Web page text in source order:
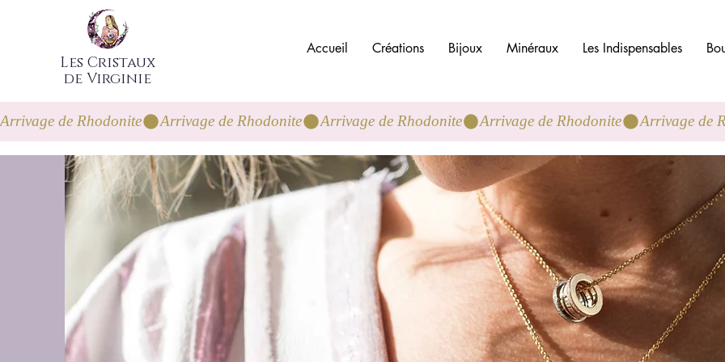
Les Cristaux
de Virginie
Accueil Créations Bijoux Minéraux Les Indispensables
Arrivage de Rhodonite